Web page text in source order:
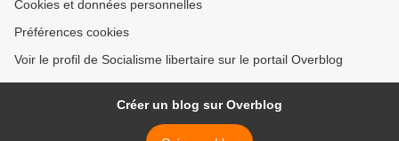
Cookies et données personnelles
Préférences cookies
Voir le profil de Socialisme libertaire sur le portail Overblog
Créer un blog sur Overblog